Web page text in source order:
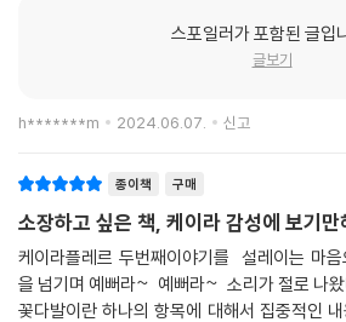
스포일러가 포함된 글입
글보기
h*******m 2024.06.07. 신고
종이책 구매
소장하고 싶은 책, 케이라 감성에 보기
케이라플레르 두번째이야기를 설레이는 마
을 넘기며 예뻐라~ 예뻐라~ 소리가 절로 나왔
꽃다발이란 하나의 항목에 대해서 집중적인